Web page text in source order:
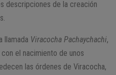
descripciones de la creación
llamada Viracocha Pachaychachi,
el nacimiento de unos
las órdenes de Viracocha,